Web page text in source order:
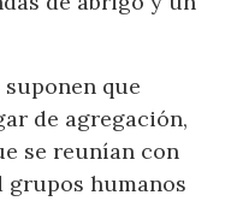
que
de agregación,
se reunían con
humanos